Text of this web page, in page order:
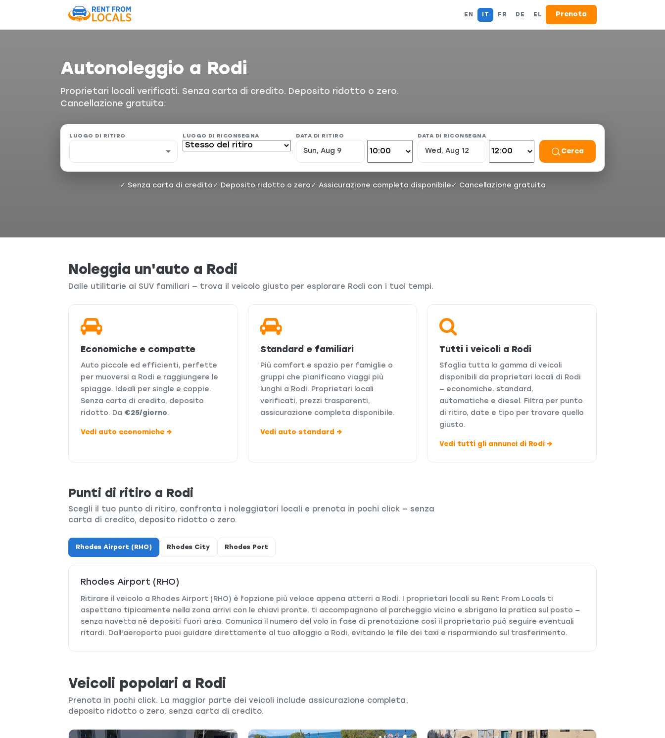
EN IT FR DE EL Prenota
Autonoleggio a Rodi
Proprietari locali verificati. Senza carta di credito. Deposito ridotto o zero.
Cancellazione gratuita.
LUOGO DI RITIRO LUOGO DI RICONSEGNA DATA DI RITIRO DATA DI RICONSEGNA
Cerca
✓ Senza carta di credito ✓ Deposito ridotto o zero ✓ Assicurazione completa disponibile ✓ Cancellazione gratuita
Noleggia un'auto a Rodi
Dalle utilitarie ai SUV familiari — trova il veicolo giusto per esplorare Rodi con i tuoi tempi.
Economiche e compatte
Auto piccole ed efficienti, perfette
per muoversi a Rodi e raggiungere le
spiagge. Ideali per single e coppie.
Senza carta di credito, deposito
ridotto. Da €25/giorno.
Vedi auto economiche →
Standard e familiari
Più comfort e spazio per famiglie o
gruppi che pianificano viaggi più
lunghi a Rodi. Proprietari locali
verificati, prezzi trasparenti,
assicurazione completa disponibile.
Vedi auto standard →
Tutti i veicoli a Rodi
Sfoglia tutta la gamma di veicoli
disponibili da proprietari locali di Rodi
— economiche, standard,
automatiche e diesel. Filtra per punto
di ritiro, date e tipo per trovare quello
giusto.
Vedi tutti gli annunci di Rodi →
Punti di ritiro a Rodi
Scegli il tuo punto di ritiro, confronta i noleggiatori locali e prenota in pochi click — senza
carta di credito, deposito ridotto o zero.
Rhodes Airport (RHO) Rhodes City Rhodes Port
Rhodes Airport (RHO)
Ritirare il veicolo a Rhodes Airport (RHO) è l'opzione più veloce appena atterri a Rodi. I proprietari locali su Rent From Locals ti
aspettano tipicamente nella zona arrivi con le chiavi pronte, ti accompagnano al parcheggio vicino e sbrigano la pratica sul posto —
senza navetta né depositi fuori area. Comunica il numero del volo in fase di prenotazione così il proprietario può seguire eventuali
ritardi. Dall'aeroporto puoi guidare direttamente al tuo alloggio a Rodi, evitando le file dei taxi e risparmiando sul trasferimento.
Veicoli popolari a Rodi
Prenota in pochi click. La maggior parte dei veicoli include assicurazione completa,
deposito ridotto o zero, senza carta di credito.